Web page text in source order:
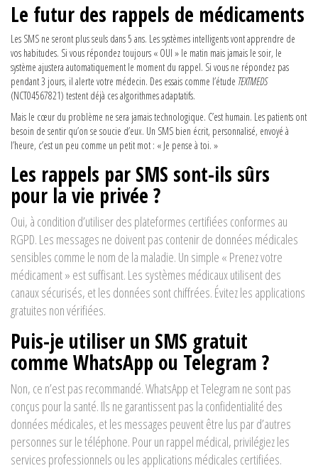
Le futur des rappels de médicaments
Les SMS ne seront plus seuls dans 5 ans. Les systèmes intelligents vont apprendre de
vos habitudes. Si vous répondez toujours « OUI » le matin mais jamais le soir, le
système ajustera automatiquement le moment du rappel. Si vous ne répondez pas
pendant 3 jours, il alerte votre médecin. Des essais comme l’étude TEXTMEDS
(NCT04567821) testent déjà ces algorithmes adaptatifs.
Mais le cœur du problème ne sera jamais technologique. C’est humain. Les patients ont
besoin de sentir qu’on se soucie d’eux. Un SMS bien écrit, personnalisé, envoyé à
l’heure, c’est un peu comme un petit mot : « Je pense à toi. »
Les rappels par SMS sont-ils sûrs
pour la vie privée ?
Oui, à condition d’utiliser des plateformes certifiées conformes au
RGPD. Les messages ne doivent pas contenir de données médicales
sensibles comme le nom de la maladie. Un simple « Prenez votre
médicament » est suffisant. Les systèmes médicaux utilisent des
canaux sécurisés, et les données sont chiffrées. Évitez les applications
gratuites non vérifiées.
Puis-je utiliser un SMS gratuit
comme WhatsApp ou Telegram ?
Non, ce n’est pas recommandé. WhatsApp et Telegram ne sont pas
conçus pour la santé. Ils ne garantissent pas la confidentialité des
données médicales, et les messages peuvent être lus par d’autres
personnes sur le téléphone. Pour un rappel médical, privilégiez les
services professionnels ou les applications médicales certifiées.